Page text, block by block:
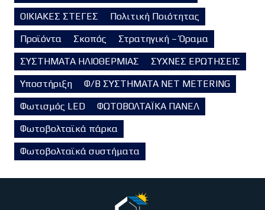
ΟΙΚΙΑΚΕΣ ΣΤΕΓΕΣ
Πολιτική Ποιότητας
Προϊόντα
Σκοπός
Στρατηγική – Όραμα
ΣΥΣΤΗΜΑΤΑ ΗΛΙΟΘΕΡΜΙΑΣ
ΣΥΧΝΕΣ ΕΡΩΤΗΣΕΙΣ
Υποστήριξη
Φ/Β ΣΥΣΤΗΜΑΤΑ NET METERING
Φωτισμός LED
ΦΩΤΟΒΟΛΤΑΪΚΑ ΠΑΝΕΛ
Φωτοβολταϊκά πάρκα
Φωτοβολταϊκά συστήματα